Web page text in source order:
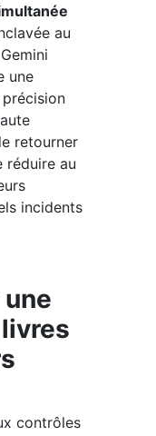
au
une
précision
retourner
réduire au
incidents
contrôles